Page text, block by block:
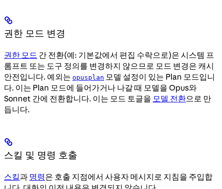
권한 모드 변경
권한 모드 간 전환(예: 기본값에서 편집 수락으로)은 시스템 프
롬프트 또는 도구 정의를 변경하지 않으므로 모드 변경은 캐시
안전입니다. 예외는 opusplan 모델 설정이 있는 Plan 모드입니
다. 이는 Plan 모드에 들어가거나 나갈 때 모델을 Opus와
Sonnet 간에 전환합니다. 이는 모드 토글을 모델 전환으로 만
듭니다.
스킬 및 명령 호출
스킬과 명령은 호출 지점에서 사용자 메시지로 지침을 주입합